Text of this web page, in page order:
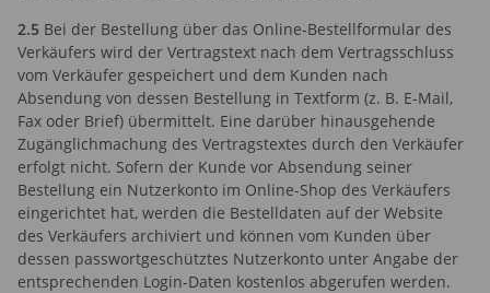
2.5 Bei der Bestellung über das Online-Bestellformular des
Verkäufers wird der Vertragstext nach dem Vertragsschluss
vom Verkäufer gespeichert und dem Kunden nach
Absendung von dessen Bestellung in Textform (z. B. E-Mail,
Fax oder Brief) übermittelt. Eine darüber hinausgehende
Zugänglichmachung des Vertragstextes durch den Verkäufer
erfolgt nicht. Sofern der Kunde vor Absendung seiner
Bestellung ein Nutzerkonto im Online-Shop des Verkäufers
eingerichtet hat, werden die Bestelldaten auf der Website
des Verkäufers archiviert und können vom Kunden über
dessen passwortgeschütztes Nutzerkonto unter Angabe der
entsprechenden Login-Daten kostenlos abgerufen werden.